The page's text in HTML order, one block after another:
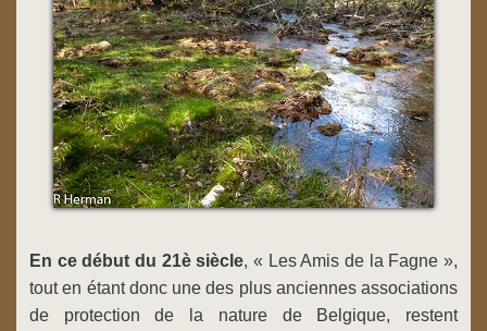
En ce début du 21è siècle, « Les Amis de la Fagne »,
tout en étant donc une des plus anciennes associations
de protection de la nature de Belgique, restent